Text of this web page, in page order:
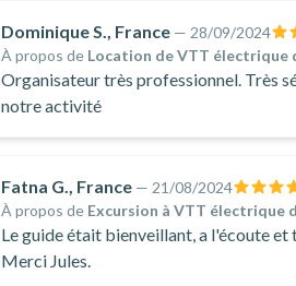
Dominique S., France — 28/09/2024
À propos de Location de VTT électrique
Organisateur très professionnel. Très
notre activité
Fatna G., France — 21/08/2024
À propos de Excursion à VTT électrique
Le guide était bienveillant, a l'écoute et
Merci Jules.